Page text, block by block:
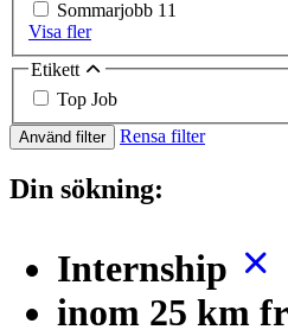
Sommarjobb 11
Visa fler
Etikett
Top Job
Använd filter Rensa filter
Din sökning:
Internship
inom 25 km